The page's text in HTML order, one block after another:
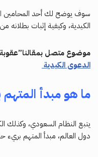
سوف يوضح لك أحد المحامين
الكيدية، وكيفية إثبات
موضوع متصل بمقالنا”عقوبة
الدعوى الكيدية
ما هو مبدأ
يتبع النظام السعودي، وكذلك
دول العالم، مبدأ المتهم